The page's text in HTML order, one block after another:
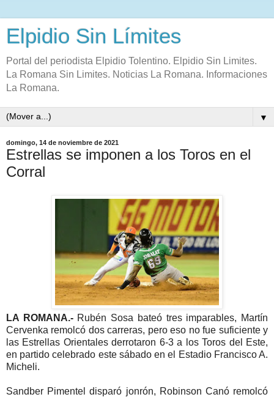
Elpidio Sin Límites
Portal del periodista Elpidio Tolentino. Elpidio Sin Limites.
La Romana Sin Limites. Noticias La Romana. Informaciones
La Romana.
▼
domingo, 14 de noviembre de 2021
Estrellas se imponen a los Toros en el
Corral
LA ROMANA.-Rubén Sosa bateó tres imparables, Martín
Cervenka remolcó dos carreras, pero eso no fue suficiente y
las Estrellas Orientales derrotaron 6-3 a los Toros del Este,
en partido celebrado este sábado en el Estadio Francisco A.
Micheli.
Sandber Pimentel disparó jonrón, Robinson Canó remolcó